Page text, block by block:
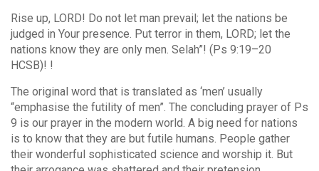
Rise up, LORD! Do not let man prevail; let the nations be
judged in Your presence. Put terror in them, LORD; let the
nations know they are only men. Selah”! (Ps 9:19–20
HCSB)! !
The original word that is translated as ‘men’ usually
“emphasise the futility of men”. The concluding prayer of Ps
9 is our prayer in the modern world. A big need for nations
is to know that they are but futile humans. People gather
their wonderful sophisticated science and worship it. But